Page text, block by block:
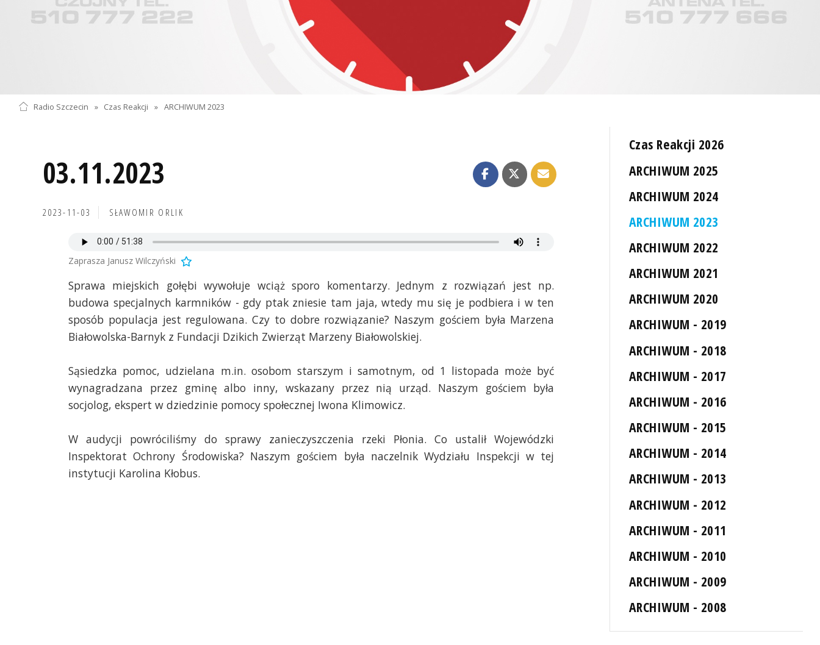
Radio Szczecin » Czas Reakcji » ARCHIWUM 2023
03.11.2023
2023-11-03 SŁAWOMIR ORLIK
Zaprasza Janusz Wilczyński
Sprawa miejskich gołębi wywołuje wciąż sporo komentarzy. Jednym z rozwiązań jest np.
budowa specjalnych karmników - gdy ptak zniesie tam jaja, wtedy mu się je podbiera i w ten
sposób populacja jest regulowana. Czy to dobre rozwiązanie? Naszym gościem była Marzena
Białowolska-Barnyk z Fundacji Dzikich Zwierząt Marzeny Białowolskiej.
Sąsiedzka pomoc, udzielana m.in. osobom starszym i samotnym, od 1 listopada może być
wynagradzana przez gminę albo inny, wskazany przez nią urząd. Naszym gościem była
socjolog, ekspert w dziedzinie pomocy społecznej Iwona Klimowicz.
W audycji powróciliśmy do sprawy zanieczyszczenia rzeki Płonia. Co ustalił Wojewódzki
Inspektorat Ochrony Środowiska? Naszym gościem była naczelnik Wydziału Inspekcji w tej
instytucji Karolina Kłobus.
Czas Reakcji 2026
ARCHIWUM 2025
ARCHIWUM 2024
ARCHIWUM 2023
ARCHIWUM 2022
ARCHIWUM 2021
ARCHIWUM 2020
ARCHIWUM - 2019
ARCHIWUM - 2018
ARCHIWUM - 2017
ARCHIWUM - 2016
ARCHIWUM - 2015
ARCHIWUM - 2014
ARCHIWUM - 2013
ARCHIWUM - 2012
ARCHIWUM - 2011
ARCHIWUM - 2010
ARCHIWUM - 2009
ARCHIWUM - 2008